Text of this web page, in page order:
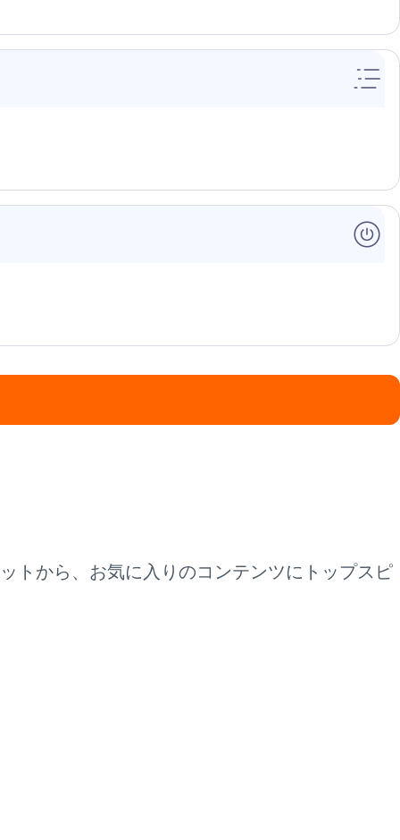
トから、お気に入りのコンテンツにトップスピ